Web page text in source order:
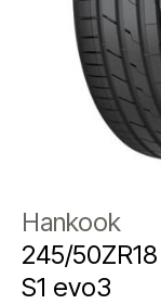
Hankook
245/
S1 evo3